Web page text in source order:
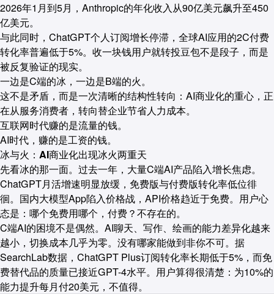
2026年1月到5月，Anthropic的年化收入从90亿美元飙升至450
亿美元。
与此同时，ChatGPT个人订阅增长停滞，全球AI应用的2C付费
转化率普遍低于5%。收一块钱用户就转投豆包不是段子，而是
被反复验证的现实。
一边是C端的冰，一边是B端的火。
这不是矛盾，而是一次清晰的结构性转向：AI商业化的重心，正
在从服务消费者，转向替企业节省人力成本。
互联网时代赚的是流量的钱。
AI时代，赚的是工资的钱。
冰与火：AI商业化出现冰火两重天
先看冰的那一面。过去一年，大量C端AI产品陷入增长焦虑。
ChatGPT月活增速明显放缓，免费版与付费版转化率低位徘
徊。国内大模型App陷入价格战，API价格趋近于免费。用户心
态是：哪个免费用哪个，付费？不存在的。
C端AI的困境不是偶然。AI聊天、写作、绘画的能力差异化越来
越小，切换成本几乎为零。没有哪家能做到非你不可。据
SearchLab数据，ChatGPT Plus订阅转化率长期低于5%，而免
费替代品的质量已接近GPT-4水平。用户算得很清楚：为10%的
能力提升每月付20美元，不值得。